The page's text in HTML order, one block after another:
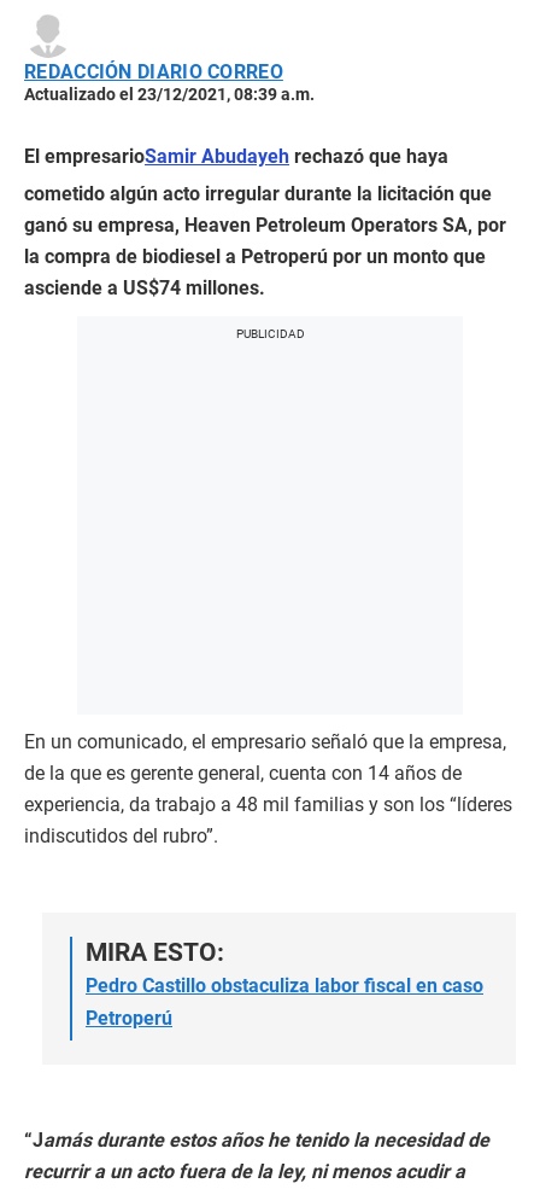
REDACCIÓN DIARIO CORREO
Actualizado el 23/12/2021, 08:39 a.m.
El empresarioSamir Abudayeh rechazó que haya
cometido algún acto irregular durante la licitación que
ganó su empresa, Heaven Petroleum Operators SA, por
la compra de biodiesel a Petroperú por un monto que
asciende a US$74 millones.
En un comunicado, el empresario señaló que la empresa,
de la que es gerente general, cuenta con 14 años de
experiencia, da trabajo a 48 mil familias y son los “líderes
indiscutidos del rubro”.
MIRA ESTO:
Pedro Castillo obstaculiza labor fiscal en caso
Petroperú
“Jamás durante estos años he tenido la necesidad de
recurrir a un acto fuera de la ley, ni menos acudir a